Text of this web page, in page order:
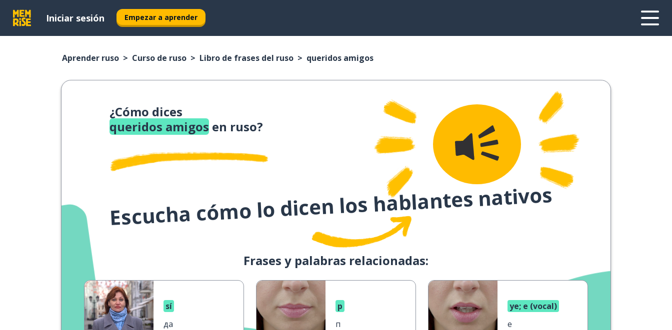
Iniciar sesión Empezar a aprender
Aprender ruso Curso de ruso Libro de frases del ruso queridos amigos
¿Cómo dices
queridos amigos en ruso?
Escucha cómo lo dicen los hablantes nativos
Frases y palabras relacionadas:
sí
да
p
п
ye; e (vocal)
е